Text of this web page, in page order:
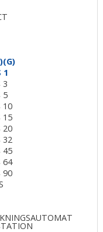
1
3
5
10
15
20
32
45
64
90